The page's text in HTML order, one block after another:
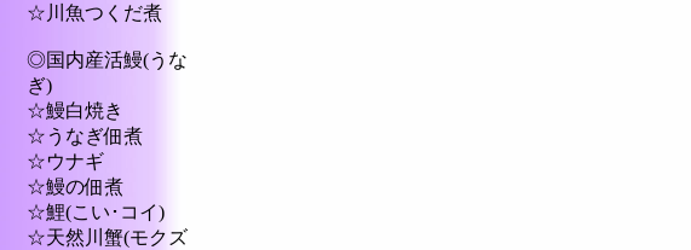
☆川魚つくだ煮
◎国内産活鰻(うな
ぎ)
☆鰻白焼き
☆うなぎ佃煮
☆ウナギ
☆鰻の佃煮
☆鯉(こい･コイ)
☆天然川蟹(モクズ